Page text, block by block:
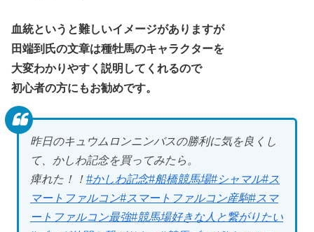
血統というと難しいイメージがありますが
田端到氏の文章は種牡馬のキャラクターを
大変わかりやすく説明してくれるので
初心者の方にもお勧めです。
昨日のキュウムロンニンバスの勝利に気を良くし
て、かしわ記念を買ってみたら。
痺れた！！ #かしわ記念#船橋競馬場#シャマル#ス
マートファルコン#スマートファルコン産駒#スマ
ートファルコン最強#競馬場好きな人と繋がりたい